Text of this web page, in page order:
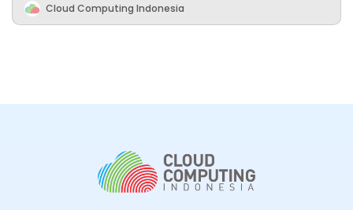
Cloud Computing Indonesia